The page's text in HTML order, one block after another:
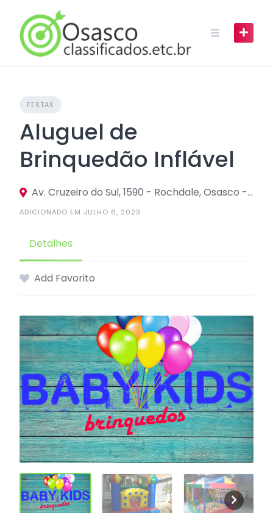
content
FESTAS
Aluguel de
Brinquedão Inflável
Av. Cruzeiro do Sul, 1590 - Rochdale, Osasco - SP, 06226-100
ADICIONADO EM JULHO 6, 2023
Detalhes
Add Favorito